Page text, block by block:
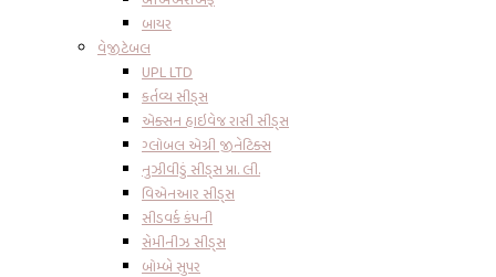
બાયર
વેજીટેબલ
UPL LTD
કર્તવ્ય સીડ્સ
એક્સન હાઇવેજ રાસી સીડ્સ
ગ્લોબલ એગ્રી જીનેટિક્સ
નુઝીવીડું સીડ્સ પ્રા. લી.
વિએનઆર સીડ્સ
સીડવર્ક કંપની
સેમીનીઝ સીડ્સ
બોમ્બે સુપર